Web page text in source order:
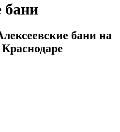
бани
бани на